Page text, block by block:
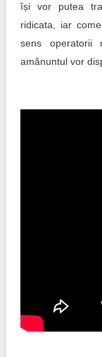
își vor putea
ridicata, iar
sens operatorii
amănuntul vor